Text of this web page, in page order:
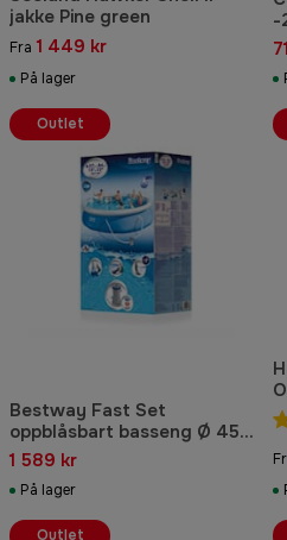
jakke Pine green
Fra 1 449 kr
På lager
-
Bestway Fast Set
oppblåsbart basseng Ø 457
x 84 cm. 9677 liter
1 589 kr
På lager
Outlet
Outlet